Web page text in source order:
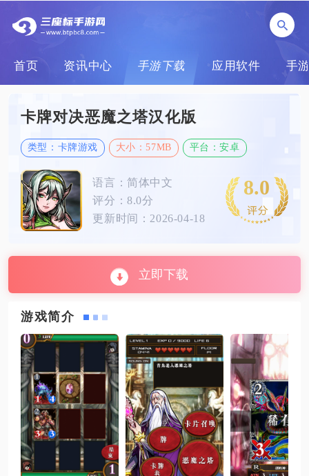
首页 资讯中心 手游下载 应用软件 手
卡牌对决恶魔之塔汉化版
类型：卡牌游戏 大小：57MB 平台：安卓
语言：简体中文
评分：8.0分
更新时间：2026-04-18
8.0
立即下载
游戏简介